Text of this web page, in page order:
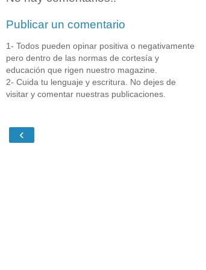
Publicar un comentario
1- Todos pueden opinar positiva o negativamente
pero dentro de las normas de cortesía y
educación que rigen nuestro magazine.
2- Cuida tu lenguaje y escritura. No dejes de
visitar y comentar nuestras publicaciones.
‹